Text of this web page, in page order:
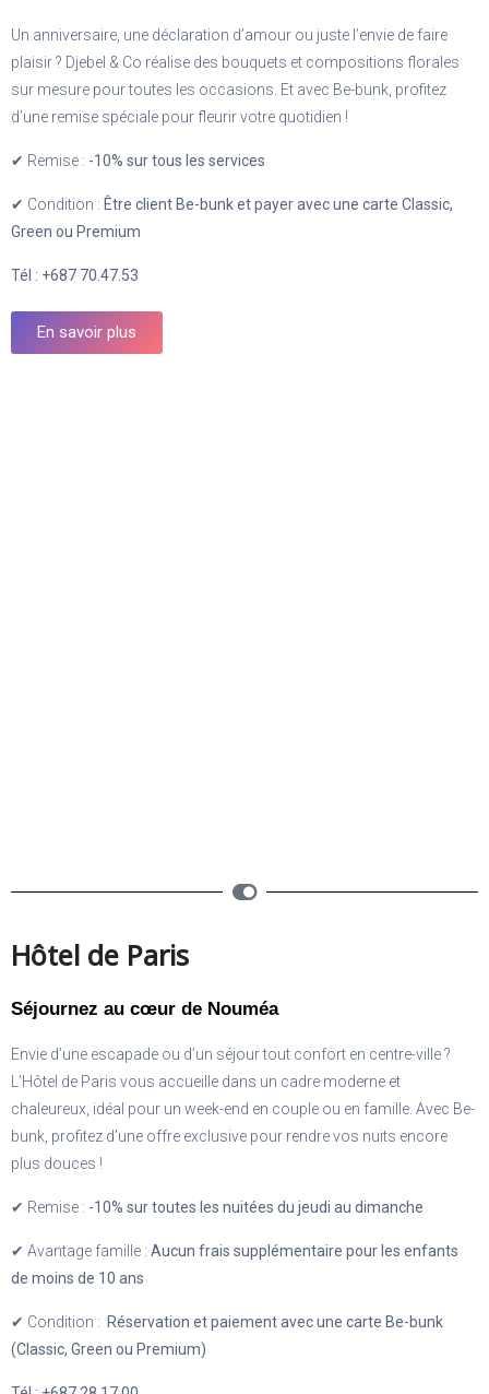
Un anniversaire, une déclaration d’amour ou juste l’envie de faire
plaisir ? Djebel & Co réalise des bouquets et compositions florales
sur mesure pour toutes les occasions. Et avec Be-bunk, profitez
d’une remise spéciale pour fleurir votre quotidien !
✔ Remise : -10% sur tous les services
✔ Condition : Être client Be-bunk et payer avec une carte Classic,
Green ou Premium
Tél : +687 70.47.53
En savoir plus
Hôtel de Paris
Séjournez au cœur de Nouméa
Envie d’une escapade ou d’un séjour tout confort en centre-ville ?
L’Hôtel de Paris vous accueille dans un cadre moderne et
chaleureux, idéal pour un week-end en couple ou en famille. Avec Be-
bunk, profitez d’une offre exclusive pour rendre vos nuits encore
plus douces !
✔ Remise : -10% sur toutes les nuitées du jeudi au dimanche
✔ Avantage famille : Aucun frais supplémentaire pour les enfants
de moins de 10 ans
✔ Condition : Réservation et paiement avec une carte Be-bunk
(Classic, Green ou Premium)